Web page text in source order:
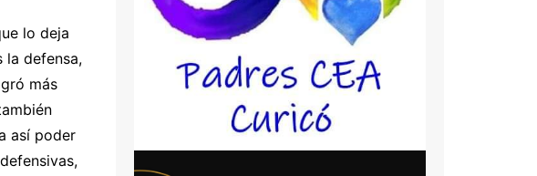
lo deja
la defensa,
más
así poder